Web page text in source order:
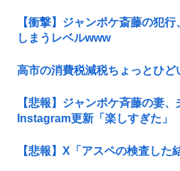
【衝撃】ジャンポケ斎藤の犯
しまうレベルwww
高市の消費税減税ちょっとひど
【悲報】ジャンポケ斉藤の妻
Instagram更新「楽しすぎた」
【悲報】X「アスペの検査した